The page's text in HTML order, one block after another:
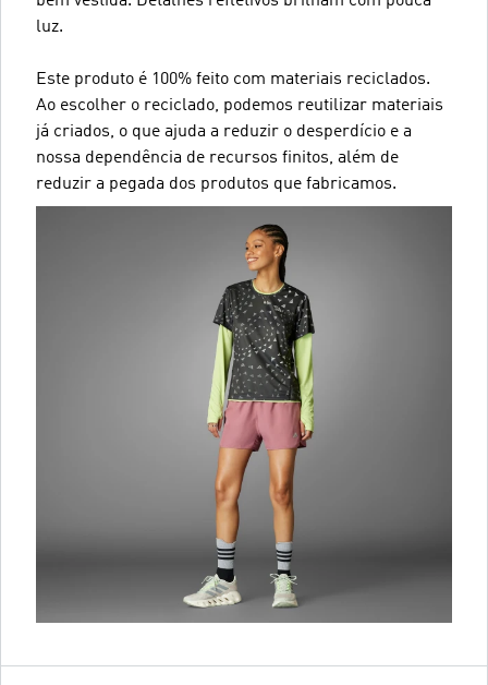
luz.
Este produto é 100% feito com materiais reciclados.
Ao escolher o reciclado, podemos reutilizar materiais
já criados, o que ajuda a reduzir o desperdício e a
nossa dependência de recursos finitos, além de
reduzir a pegada dos produtos que fabricamos.